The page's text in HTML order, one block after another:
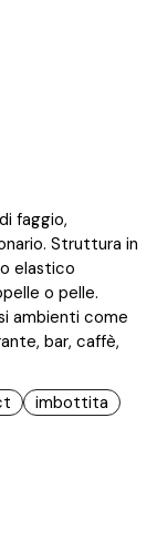
faggio,
Struttura in
elastico
o pelle.
ambienti come
bar, caffè,
imbottita